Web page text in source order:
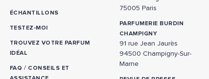
ÉCHANTILLONS
TESTEZ-MOI
TROUVEZ VOTRE PARFUM
IDÉAL
FAQ / CONSEILS ET
75005 Paris
PARFUMERIE BURDIN
CHAMPIGNY
91 rue Jean Jaurès
94500 Champigny-Sur-
Marne